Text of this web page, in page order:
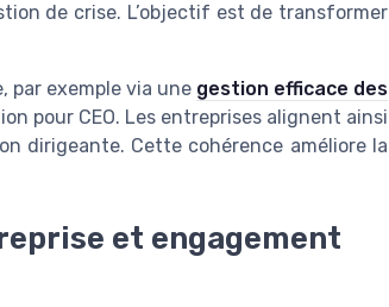
de crise. L’objectif est de transformer
par exemple via une gestion efficace des
pour CEO. Les entreprises alignent ainsi
dirigeante. Cette cohérence améliore la
et engagement